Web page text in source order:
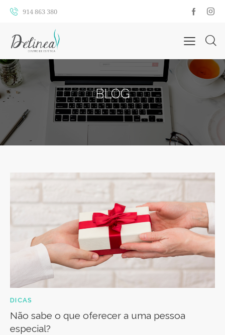
914 863 380
BLOG
DICAS
Não sabe o que oferecer a uma pessoa
especial?